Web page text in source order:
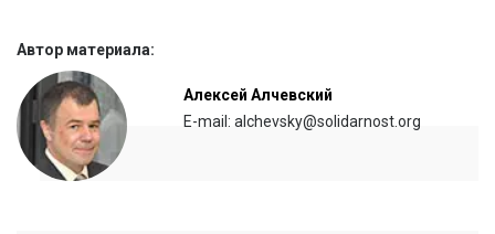
Автор материала:
Алексей Алчевский
E-mail: alchevsky@solidarnost.org